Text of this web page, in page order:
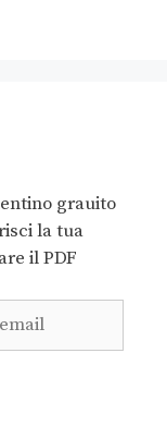
grauito
la tua
il PDF